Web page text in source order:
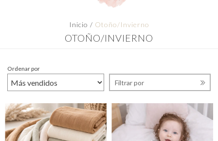
Inicio / Otoño/Invierno
OTOÑO/INVIERNO
Ordenar por
Filtrar por